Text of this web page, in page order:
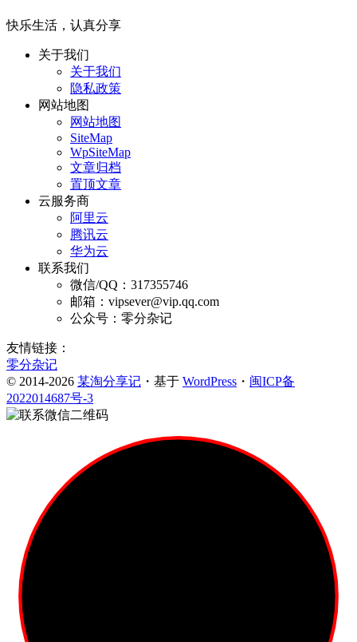
快乐生活，认真分享
关于我们
关于我们
隐私政策
网站地图
网站地图
SiteMap
WpSiteMap
文章归档
置顶文章
云服务商
阿里云
腾讯云
华为云
联系我们
微信/QQ：317355746
邮箱：vipsever@vip.qq.com
公众号：零分杂记
友情链接：
零分杂记
© 2014-2026 某淘分享记 ・基于 WordPress ・ 闽ICP备
2022014687号-3